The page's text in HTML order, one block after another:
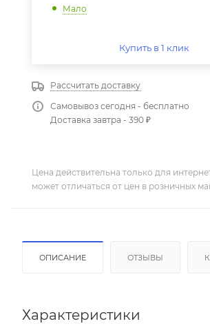
Мало
Купить в 1 клик
Рассчитать доставку
Самовывоз сегодня - бесплатно
Доставка завтра - 390 ₽
Цена действительна только для
может отличаться от цен в розничных
ОПИСАНИЕ ОТЗЫВЫ
Характеристики